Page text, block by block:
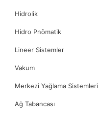
Hidrolik
Hidro Pnömatik
Lineer Sistemler
Vakum
Merkezi Yağlama Sistemleri
Ağ Tabancası